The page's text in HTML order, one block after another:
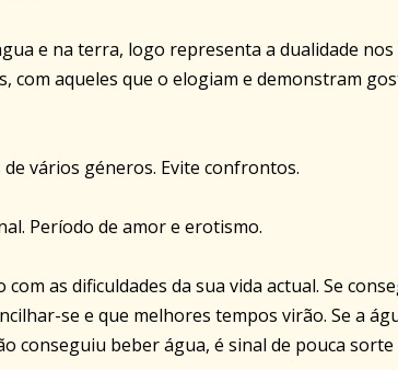
e na terra, logo representa a dualidade
com aqueles que o elogiam e demonstram
vários géneros. Evite confrontos.
Período de amor e erotismo.
as dificuldades da sua vida actual. Se
se e que melhores tempos virão. Se a
conseguiu beber água, é sinal de pouca